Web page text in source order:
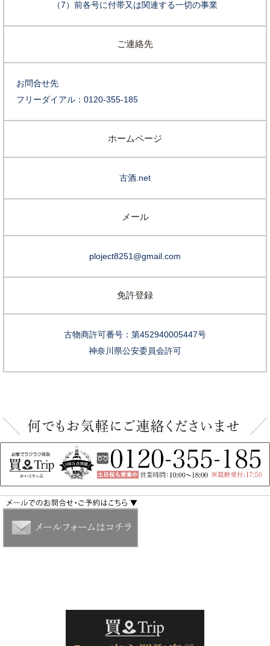
（7）前各号に付帯又は関連する一切の事業
ご連絡先
お問合せ先
フリーダイアル：0120-355-185
ホームページ
古酒.net
メール
ploject8251@gmail.com
免許登録
古物商許可番号：第452940005447号
神奈川県公安委員会許可